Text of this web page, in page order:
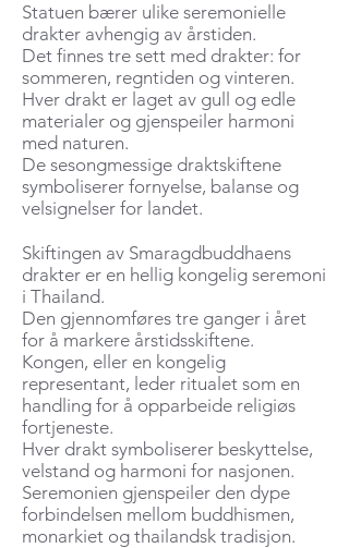
Statuen bærer ulike seremonielle
drakter avhengig av årstiden.
Det finnes tre sett med drakter: for
sommeren, regntiden og vinteren.
Hver drakt er laget av gull og edle
materialer og gjenspeiler harmoni
med naturen.
De sesongmessige draktskiftene
symboliserer fornyelse, balanse og
velsignelser for landet.
Skiftingen av Smaragdbuddhaens
drakter er en hellig kongelig seremoni
i Thailand.
Den gjennomføres tre ganger i året
for å markere årstidsskiftene.
Kongen, eller en kongelig
representant, leder ritualet som en
handling for å opparbeide religiøs
fortjeneste.
Hver drakt symboliserer beskyttelse,
velstand og harmoni for nasjonen.
Seremonien gjenspeiler den dype
forbindelsen mellom buddhismen,
monarkiet og thailandsk tradisjon.